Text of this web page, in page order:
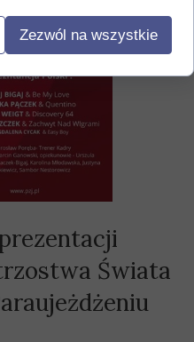
Świata
Zezwól na wszystkie